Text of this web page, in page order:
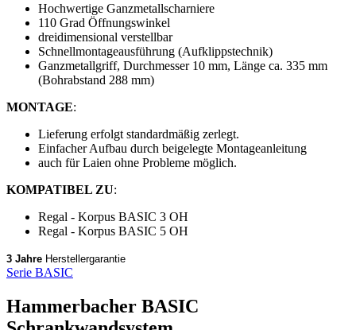
Hochwertige Ganzmetallscharniere
110 Grad Öffnungswinkel
dreidimensional verstellbar
Schnellmontageausführung (Aufklippstechnik)
Ganzmetallgriff, Durchmesser 10 mm, Länge ca. 335 mm
(Bohrabstand 288 mm)
MONTAGE:
Lieferung erfolgt standardmäßig zerlegt.
Einfacher Aufbau durch beigelegte Montageanleitung
auch für Laien ohne Probleme möglich.
KOMPATIBEL ZU:
Regal - Korpus BASIC 3 OH
Regal - Korpus BASIC 5 OH
3 Jahre Herstellergarantie
Serie BASIC
Hammerbacher BASIC